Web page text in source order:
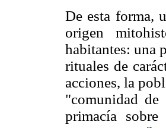
De esta forma,
origen
habitantes: una
rituales de
acciones, la
"comunidad de
primacía